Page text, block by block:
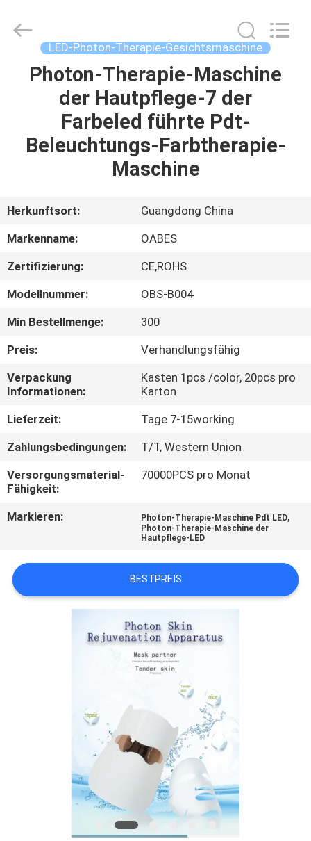
HAUS
PRODUKTE
FABRIK-
QUALITÄTSKONTROLLE
TRETEN
SIE
MIT
UNS
IN
VERBINDUNG
ZITAT
LED-Photon-Therapie-Gesichtsmaschine
Photon-Therapie-Maschine
der Hautpflege-7 der
Farbeled führte Pdt-
Beleuchtungs-Farbtherapie-
Maschine
Herkunftsort:
Guangdong China
Markenname:
OABES
Zertifizierung:
CE,ROHS
Modellnummer:
OBS-B004
Min Bestellmenge:
300
Preis:
Verhandlungsfähig
Verpackung
Informationen:
Kasten 1pcs /color, 20pcs pro
Karton
Lieferzeit:
Tage 7-15working
Zahlungsbedingungen:
T/T, Western Union
Versorgungsmaterial-
Fähigkeit:
70000PCS pro Monat
Markieren: Photon-Therapie-Maschine Pdt LED,
Photon-Therapie-Maschine der
Hautpflege-LED
BESTPREIS